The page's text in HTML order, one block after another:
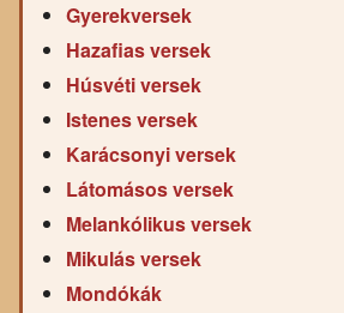
Gyerekversek
Hazafias versek
Húsvéti versek
Istenes versek
Karácsonyi versek
Látomásos versek
Melankólikus versek
Mikulás versek
Mondókák